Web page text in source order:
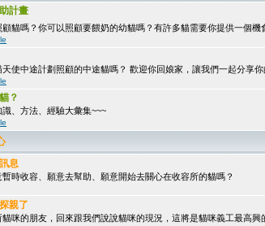
計畫
貓嗎？你可以照顧要餵奶的幼貓嗎？有許多貓需要你提供一個機
使中途計劃照顧的中途貓嗎？ 歡迎你回娘家，讓我們一起分享你
？
、方法、經驗大彙集~~~
息
時收容、願意去幫助、願意開始去關心在收容所的貓嗎？
親了
咪的朋友，回來跟我們說說貓咪的現況，這將是貓咪義工最高興